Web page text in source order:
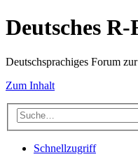
Deutsches
Deutschsprachiges Forum
Zum Inhalt
Schnellzugriff